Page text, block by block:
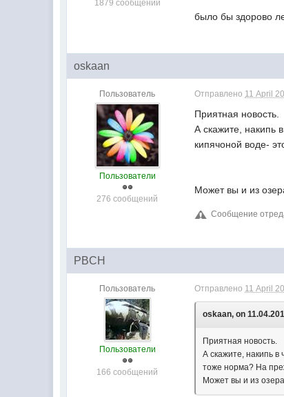
1879 сообщений
было бы здорово
oskaan
Пользователь
Пользователи
276 сообщений
Отправлено 11 April
Приятная новость.
А скажите, накипь
кипячоной воде-
Может вы и из
Сообщение
PBCH
Пользователь
Пользователи
166 сообщений
Отправлено 11 April
oskaan, on
Приятная новость.
А скажите, накипь
тоже норма? На
Может вы и из